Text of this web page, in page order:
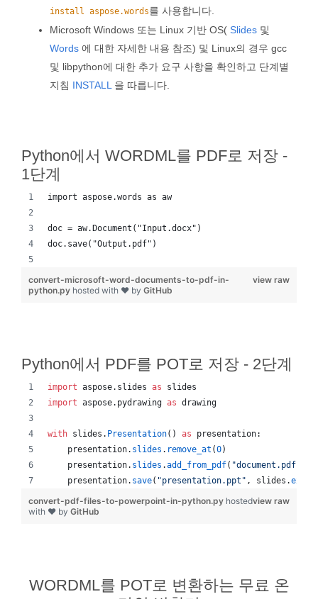
install aspose.words를 사용합니다.
Microsoft Windows 또는 Linux 기반 OS( Slides 및
Words 에 대한 자세한 내용 참조) 및 Linux의 경우 gcc
및 libpython에 대한 추가 요구 사항을 확인하고 단계별
지침 INSTALL 을 따릅니다.
Python에서 WORDML를 PDF로 저장 -
1단계
import aspose.words as aw
doc = aw.Document("Input.docx")
doc.save("Output.pdf")
view raw
convert-microsoft-word-documents-to-pdf-in-
python.py hosted with ❤ by GitHub
Python에서 PDF를 POT로 저장 - 2단계
import aspose. slides as
slides
import aspose. pydrawing as drawing
with slides . Presentation() as presentation:
presentation. slides . remove_at (0)
presentation. slides .add_from_pdf( "document.pdf"
presentation. save( "presentation.ppt" , slides .
view raw
convert-pdf-files-to-powerpoint-in-python.py hosted
with ❤ by GitHub
WORDML를 POT로 변환하는 무료 온